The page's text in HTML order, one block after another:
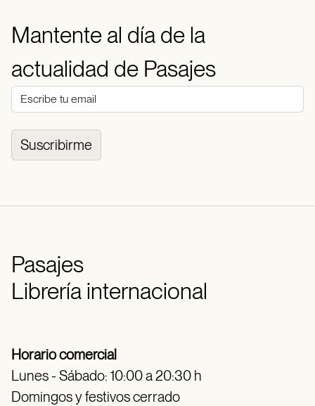
Mantente al día de la
actualidad de Pasajes
Suscribirme
Pasajes
Librería internacional
Horario comercial
Lunes - Sábado: 10:00 a 20:30 h
Domingos y festivos cerrado